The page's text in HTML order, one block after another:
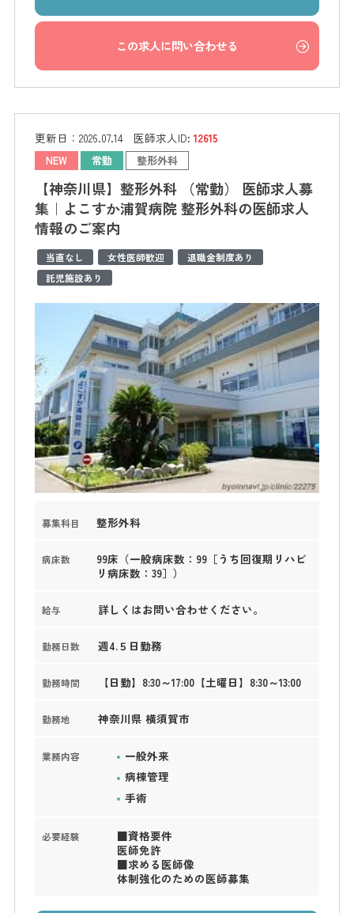
この求人に問い合わせる
更新日： 2026.07.14 医師求人ID:12615
NEW 常勤 整形外科
【神奈川県】整形外科 （常勤） 医師求人募
集｜よこすか浦賀病院 整形外科の医師求人
情報のご案内
当直なし 女性医師歓迎
退職金制度あり
託児施設あり
募集科目 整形外科
病床数
99床（一般病床数：99［うち回復期リハビ
リ病床数：39］）
給与 詳しくはお問い合わせください。
勤務日数 週4.５日勤務
勤務時間 【日勤】8:30～17:00【土曜日】8:30～13:00
勤務地 神奈川県 横須賀市
業務内容
一般外来
病棟管理
手術
必要経験
■資格要件
医師免許
■求める医師像
体制強化のための医師募集